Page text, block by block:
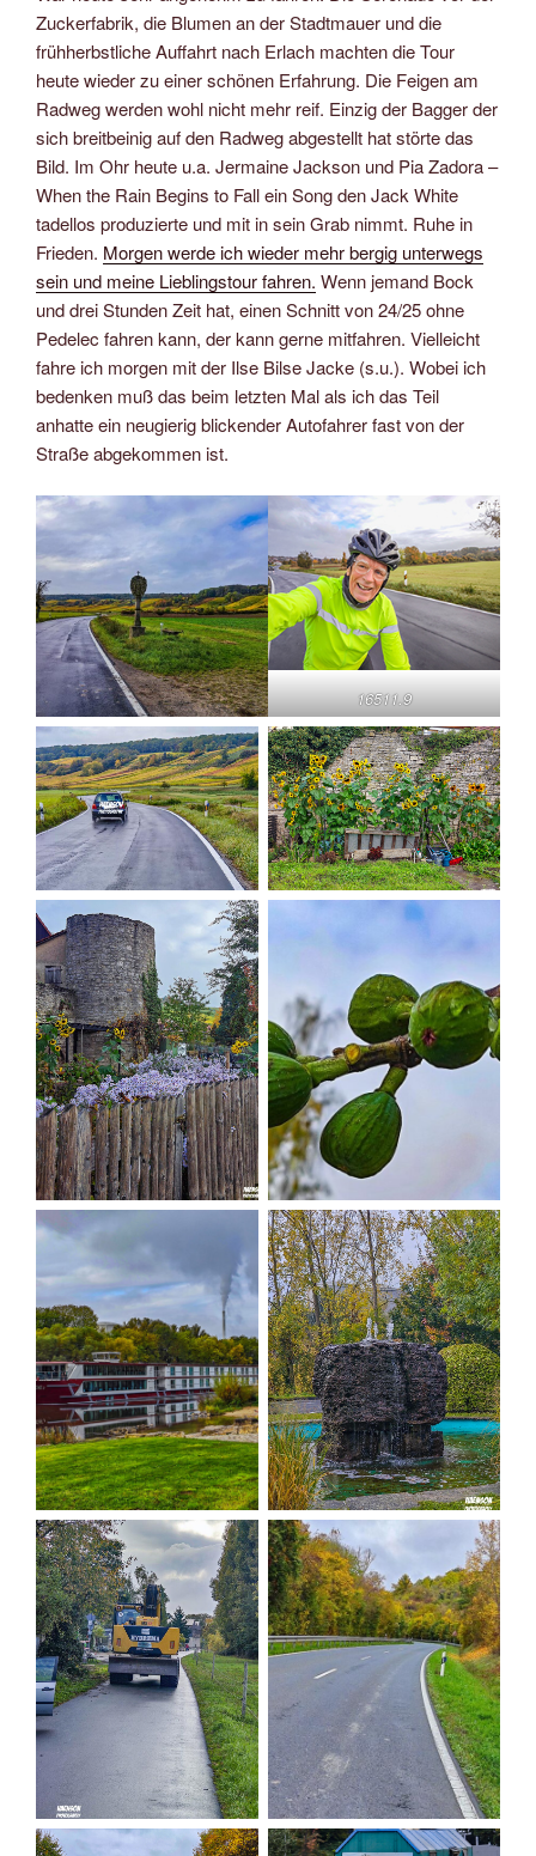
Zuckerfabrik, die Blumen an der Stadtmauer und die
frühherbstliche Auffahrt nach Erlach machten die Tour
heute wieder zu einer schönen Erfahrung. Die Feigen am
Radweg werden wohl nicht mehr reif. Einzig der Bagger der
sich breitbeinig auf den Radweg abgestellt hat störte das
Bild. Im Ohr heute u.a. Jermaine Jackson und Pia Zadora –
When the Rain Begins to Fall ein Song den Jack White
tadellos produzierte und mit in sein Grab nimmt. Ruhe in
Frieden. Morgen werde ich wieder mehr bergig unterwegs
sein und meine Lieblingstour fahren. Wenn jemand Bock
und drei Stunden Zeit hat, einen Schnitt von 24/25 ohne
Pedelec fahren kann, der kann gerne mitfahren. Vielleicht
fahre ich morgen mit der Ilse Bilse Jacke (s.u.). Wobei ich
bedenken muß das beim letzten Mal als ich das Teil
anhatte ein neugierig blickender Autofahrer fast von der
Straße abgekommen ist.
16511.9